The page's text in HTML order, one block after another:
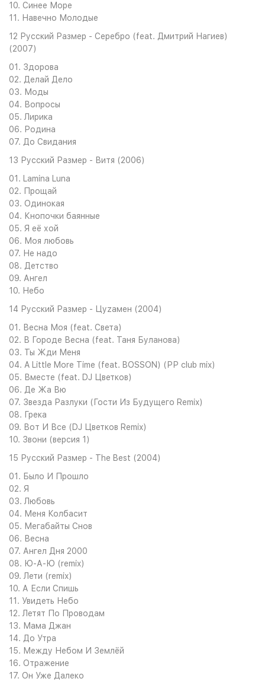
10. Синее Море
11. Навечно Молодые
12 Русский Размер - Серебро (feat. Дмитрий Нагиев)
(2007)
01. Здорова
02. Делай Дело
03. Моды
04. Вопросы
05. Лирика
06. Родина
07. До Свидания
13 Русский Размер - Витя (2006)
01. Lamina Luna
02. Прощай
03. Одинокая
04. Кнопочки баянные
05. Я её хой
06. Моя любовь
07. Не надо
08. Детство
09. Ангел
10. Небо
14 Русский Размер - Цуzамен (2004)
01. Весна Моя (feat. Света)
02. В Городе Весна (feat. Таня Буланова)
03. Ты Жди Меня
04. A Little More Time (feat. BOSSON) (РР club mix)
05. Вместе (feat. DJ Цветков)
06. Де Жа Вю
07. Звезда Разлуки (Гости Из Будущего Remix)
08. Грека
09. Вот И Все (DJ Цветков Remix)
10. Звони (версия 1)
15 Русский Размер - The Best (2004)
01. Было И Прошло
02. Я
03. Любовь
04. Меня Колбасит
05. Мегабайты Снов
06. Весна
07. Ангел Дня 2000
08. Ю-А-Ю (remix)
09. Лети (remix)
10. А Если Спишь
11. Увидеть Небо
12. Летят По Проводам
13. Мама Джан
14. До Утра
15. Между Небом И Землёй
16. Отражение
17. Он Уже Далеко